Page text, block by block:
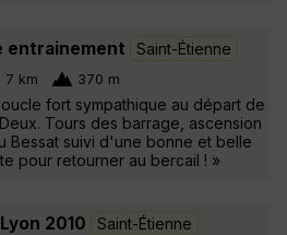
entrainement Saint-Étienne
7 km 370 m
fort sympathique au départ de
Tours des barrage, ascension
Bessat suivi d'une bonne et belle
pour retourner au bercail ! »
2010 Saint-Étienne